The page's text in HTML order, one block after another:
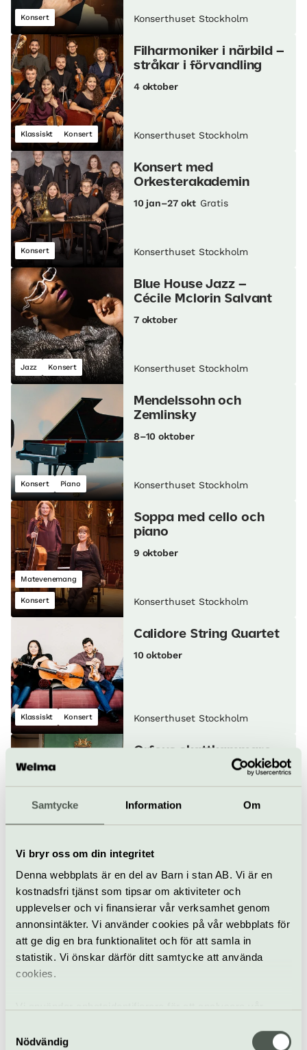
Samtycke Information Om
Vi bryr oss om din integritet
Denna webbplats är en del av Barn i stan AB. Vi är en
kostnadsfri tjänst som tipsar om aktiviteter och
upplevelser och vi finansierar vår verksamhet genom
annonsintäkter. Vi använder cookies på vår webbplats för
att ge dig en bra funktionalitet och för att samla in
statistik. Vi önskar därför ditt samtycke att använda
cookies.
samt tillhandahålla funktioner för sociala medier. Vi
Nödvändig
Konsert Konserthuset Stockholm
Klassiskt Konsert
Filharmoniker i närbild –
stråkar i förvandling
4 oktober
Konserthuset Stockholm
Konsert
Konsert med
Orkesterakademin
10 jan–27 okt Gratis
Konserthuset Stockholm
Jazz Konsert
Blue House Jazz –
Cécile Mclorin Salvant
7 oktober
Konserthuset Stockholm
Konsert Piano
Mendelssohn och
Zemlinsky
8–10 oktober
Konserthuset Stockholm
Matevenemang
Konsert
Soppa med cello och
piano
9 oktober
Konserthuset Stockholm
Klassiskt Konsert
Calidore String Quartet
10 oktober
Konserthuset Stockholm
Orfeus skattkammare –
Stylus Phantasticus
11 oktober
nobelpristagare
13 oktober
Konserthuset Stockholm